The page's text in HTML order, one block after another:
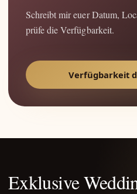
Schreibt mir euer Datum,
prüfe die Verfügbarkeit.
Verfügbarkeit
Exklusive